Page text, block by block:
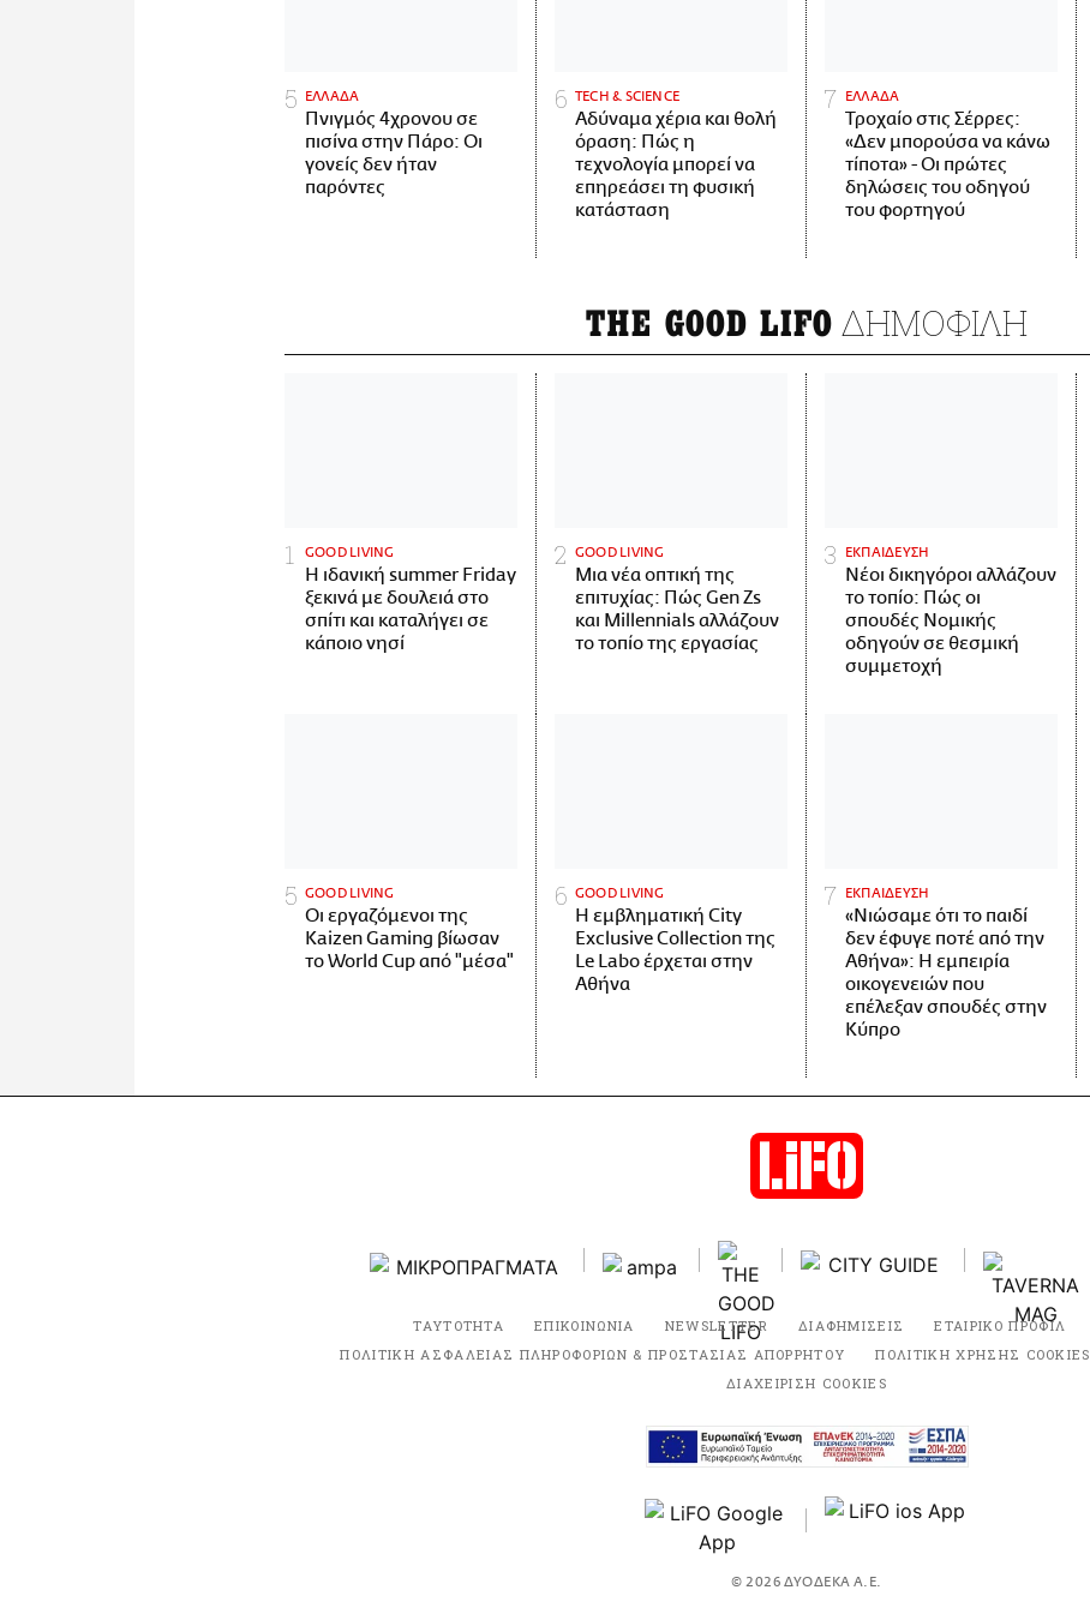
ΕΛΛΑΔΑ
Πνιγμός 4χρονου σε
πισίνα στην Πάρο: Οι
γονείς δεν ήταν
παρόντες
ΤECH & SCIENCE
Αδύναμα χέρια και θολή
όραση: Πώς η
τεχνολογία μπορεί να
επηρεάσει τη φυσική
κατάσταση
ΕΛΛΑΔΑ
Τροχαίο στις Σέρρες:
«Δεν μπορούσα να κάνω
τίποτα» - Οι πρώτες
δηλώσεις του οδηγού
του φορτηγού
THE GOOD LIFO ΔΗΜΟΦΙΛΗ
GOOD LIVING
Η ιδανική summer Friday
ξεκινά με δουλειά στο
σπίτι και καταλήγει σε
κάποιο νησί
GOOD LIVING
Μια νέα οπτική της
επιτυχίας: Πώς Gen Zs
και Millennials αλλάζουν
το τοπίο της εργασίας
ΕΚΠΑΙΔΕΥΣΗ
Νέοι δικηγόροι αλλάζουν
το τοπίο: Πώς οι
σπουδές Νομικής
οδηγούν σε θεσμική
συμμετοχή
GOOD LIVING
Οι εργαζόμενοι της
Kaizen Gaming βίωσαν
το World Cup από "μέσα"
GOOD LIVING
Η εμβληματική City
Exclusive Collection της
Le Labo έρχεται στην
Αθήνα
ΕΚΠΑΙΔΕΥΣΗ
«Νιώσαμε ότι το παιδί
δεν έφυγε ποτέ από την
Αθήνα»: Η εμπειρία
οικογενειών που
επέλεξαν σπουδές στην
Κύπρο
ΤΑΥΤΟΤΗΤΑ ΕΠΙΚΟΙΝΩΝΙΑ NEWSLETTER ΔΙΑΦΗΜΙΣΕΙΣ ΕΤΑΙΡΙΚΟ ΠΡΟΦΙΛ
ΠΟΛΙΤΙΚΗ ΑΣΦΑΛΕΙΑΣ ΠΛΗΡΟΦΟΡΙΩΝ & ΠΡΟΣΤΑΣΙΑΣ ΑΠΟΡΡΗΤΟΥ
ΠΟΛΙΤΙΚΗ ΧΡΗΣΗΣ COOKIES
ΔΙΑΧΕΙΡΙΣΗ COOKIES
© 2026 ΔΥΟΔΕΚΑ Α.Ε.